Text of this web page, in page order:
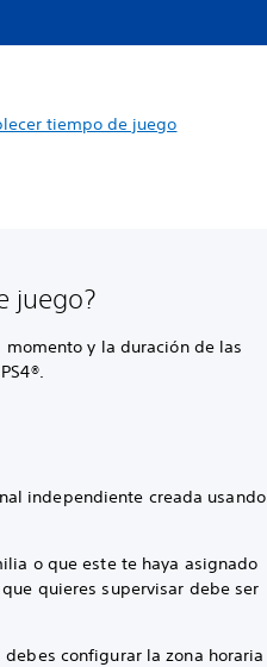
tiempo de juego
juego?
y la duración de las
independiente creada usando
o que este te haya asignado
quieres supervisar debe ser
configurar la zona horaria